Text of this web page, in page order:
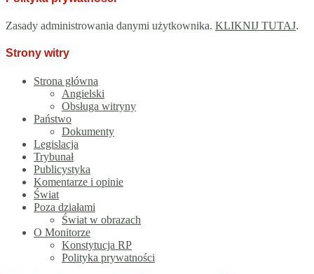
Zasady administrowania danymi użytkownika. KLIKNIJ TUTAJ.
Strony witry
Strona główna
Angielski
Obsługa witryny
Państwo
Dokumenty
Legislacja
Trybunał
Publicystyka
Komentarze i opinie
Świat
Poza działami
Świat w obrazach
O Monitorze
Konstytucja RP
Polityka prywatności